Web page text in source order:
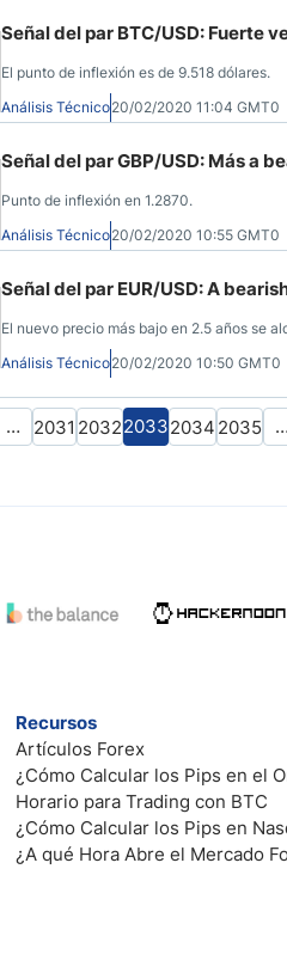
Señal del par BTC/USD: Fuerte
El punto de inflexión es de 9.518 dólares.
Análisis Técnico20/02/2020 11:04 GMT0
Señal del par GBP/USD: Más a
Punto de inflexión en 1.2870.
Análisis Técnico20/02/2020 10:55 GMT0
Señal del par EUR/USD: A
El nuevo precio más bajo en 2.5 años se
Análisis Técnico20/02/2020 10:50 GMT0
… 2031 203220332034 2035 …
Recursos
Artículos Forex
¿Cómo Calcular los Pips en el
Horario para Trading con BTC
¿Cómo Calcular los Pips en
¿A qué Hora Abre el Mercado